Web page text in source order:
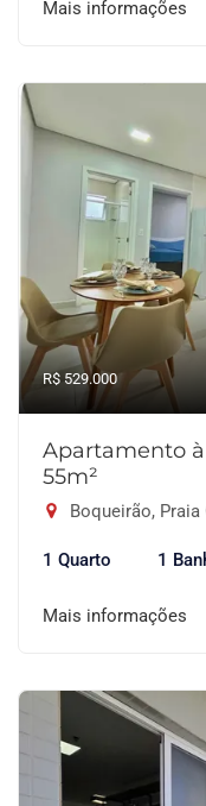
Mais informações
R$ 529.000
Apartamento
55m²
Boqueirão, Praia
1 Quarto 1
Mais informações